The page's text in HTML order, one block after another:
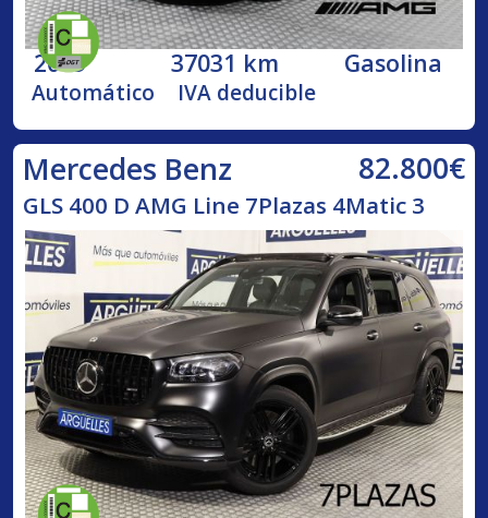
2019 37031 km Gasolina
Automático IVA deducible
Mercedes Benz 82.800€
GLS 400 D AMG Line 7Plazas 4Matic 3